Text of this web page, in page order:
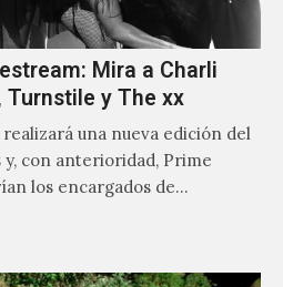
Mira a Charli
Turnstile y The xx
una nueva edición del
con anterioridad, Prime
los encargados de